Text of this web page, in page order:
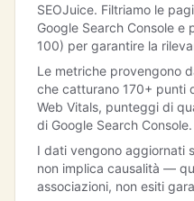
SEOJuice. Filtriamo le
Google Search Console
100) per garantire la
Le metriche provengono
che catturano 170+ punti
Web Vitals, punteggi di
di Google Search Console.
I dati vengono aggiornati
non implica causalità —
associazioni, non esiti